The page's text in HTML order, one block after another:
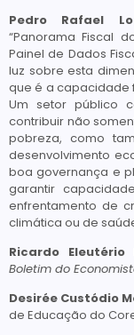
Pedro Rafael
“Panorama Fiscal
Painel de Dados
luz sobre esta
que é a capacidade
Um setor público
contribuir não
pobreza, como
desenvolvimento
boa governança e
garantir
enfrentamento de
climática ou de
Ricardo Eleutério
Boletim do
Desirée Custódio
de Educação do